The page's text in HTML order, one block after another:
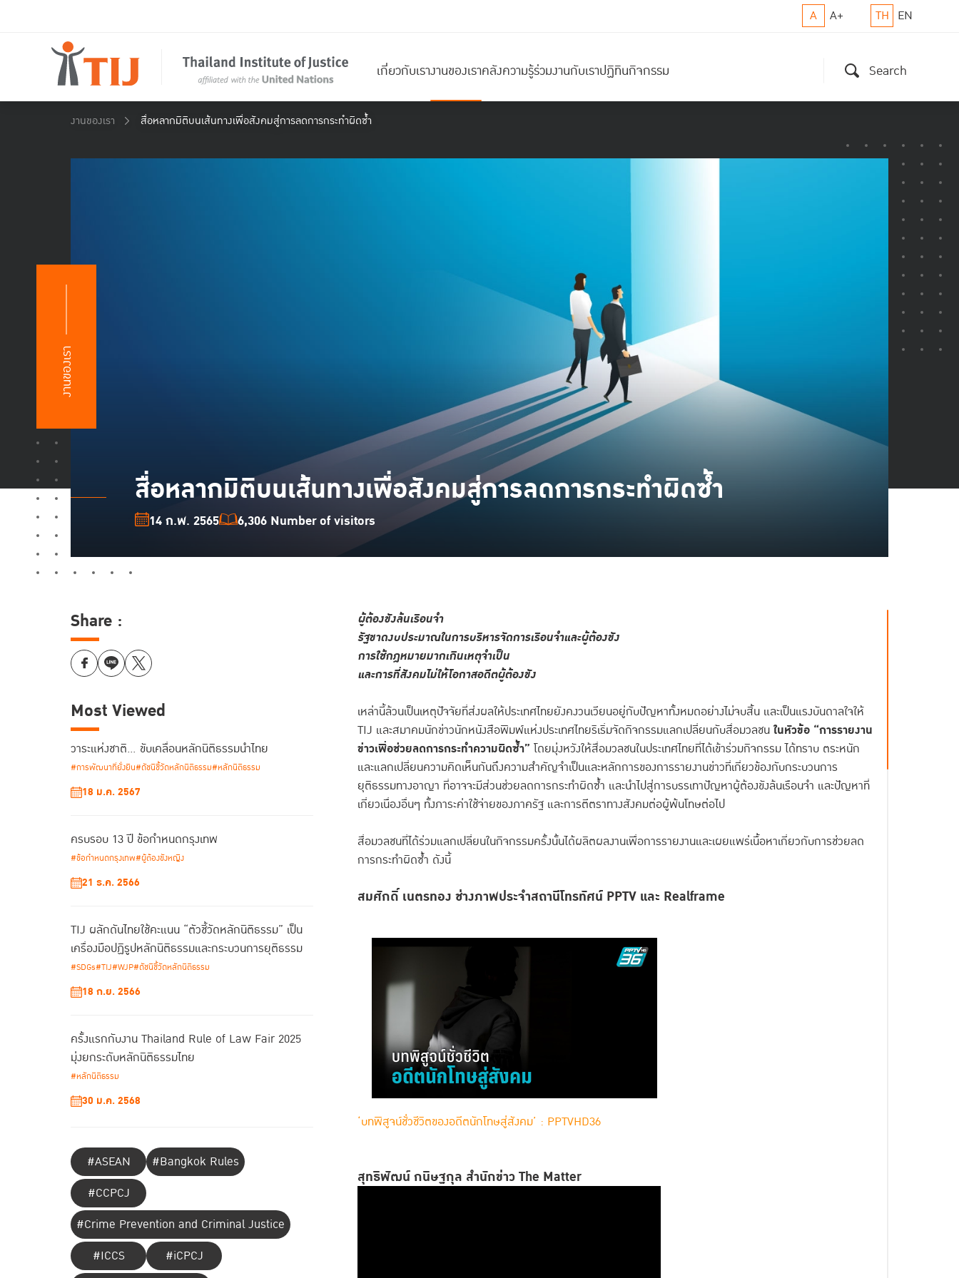
A A+ TH EN
เกี่ยวกับเรางานของเราคลังความรู้ร่วมงานกับเราปฏิทินกิจกรรม Search
งานของเรา สื่อหลากมิติบนเส้นทางเพื่อสังคมสู่การลดการกระทำผิดซ้ำ
งานของเรา
สื่อหลากมิติบนเส้นทางเพื่อสังคมสู่การลดการกระทำผิดซ้ำ
14 ก.พ. 2565 6,306 Number of visitors
ผู้ต้องขังล้นเรือนจำ
รัฐขาดงบประมาณในการบริหารจัดการเรือนจำและผู้ต้องขัง
การใช้กฎหมายมากเกินเหตุจำเป็น
และการที่สังคมไม่ให้โอกาสอดีตผู้ต้องขัง
เหล่านี้ล้วนเป็นเหตุปัจจัยที่ส่งผลให้ประเทศไทยยังคงวนเวียนอยู่กับปัญหาทั้งหมดอย่างไม่จบสิ้น และเป็นแรงบันดาลใจให้
TIJ และสมาคมนักข่าวนักหนังสือพิมพ์แห่งประเทศไทยริเริ่มจัดกิจกรรมแลกเปลี่ยนกับสื่อมวลชนในหัวข้อ “การรายงาน
ข่าวเพื่อช่วยลดการกระทำความผิดซ้ำ” โดยมุ่งหวังให้สื่อมวลชนในประเทศไทยที่ได้เข้าร่วมกิจกรรม ได้ทราบ ตระหนัก
และแลกเปลี่ยนความคิดเห็นกันถึงความสำคัญจำเป็นและหลักการของการรายงานข่าวที่เกี่ยวข้องกับกระบวนการ
ยุติธรรมทางอาญา ที่อาจจะมีส่วนช่วยลดการกระทำผิดซ้ำ และนำไปสู่การบรรเทาปัญหาผู้ต้องขังล้นเรือนจำ และปัญหาที่
เกี่ยวเนื่องอื่นๆ ทั้งภาระค่าใช้จ่ายของภาครัฐ และการตีตราทางสังคมต่อผู้พ้นโทษต่อไป
สื่อมวลชนที่ได้ร่วมแลกเปลี่ยนในกิจกรรมครั้งนั้นได้ผลิตผลงานเพื่อการรายงานและเผยแพร่เนื้อหาเกี่ยวกับการช่วยลด
การกระทำผิดซ้ำ ดังนี้
สมศักดิ์ เนตรทอง ช่างภาพประจำสถานีโทรทัศน์PPTVและ Realframe
‘บทพิสูจน์ชั่วชีวิตของอดีตนักโทษสู่สังคม’ : PPTVHD36
สุทธิพัฒน์ กนิษฐกุล สำนักข่าวThe Matter
Share :
Most Viewed
วาระแห่งชาติ… ขับเคลื่อนหลักนิติธรรมนำไทย
#การพัฒนาที่ยั่งยืน#ดัชนีชี้วัดหลักนิติธรรม#หลักนิติธรรม
18 ม.ค. 2567
ครบรอบ 13 ปี ข้อกำหนดกรุงเทพ
#ข้อกำหนดกรุงเทพ#ผู้ต้องขังหญิง
21 ธ.ค. 2566
TIJ ผลักดันไทยใช้คะแนน “ตัวชี้วัดหลักนิติธรรม” เป็น
เครื่องมือปฏิรูปหลักนิติธรรมและกระบวนการยุติธรรม
#SDGs#TIJ#WJP#ดัชนีชี้วัดหลักนิติธรรม
18 ก.ย. 2566
ครั้งแรกกับงาน Thailand Rule of Law Fair 2025
มุ่งยกระดับหลักนิติธรรมไทย
#หลักนิติธรรม
30 ม.ค. 2568
#ASEAN
#Bangkok Rules
#CCPCJ
#Crime Prevention and Criminal Justice
#ICCS
#iCPCJ